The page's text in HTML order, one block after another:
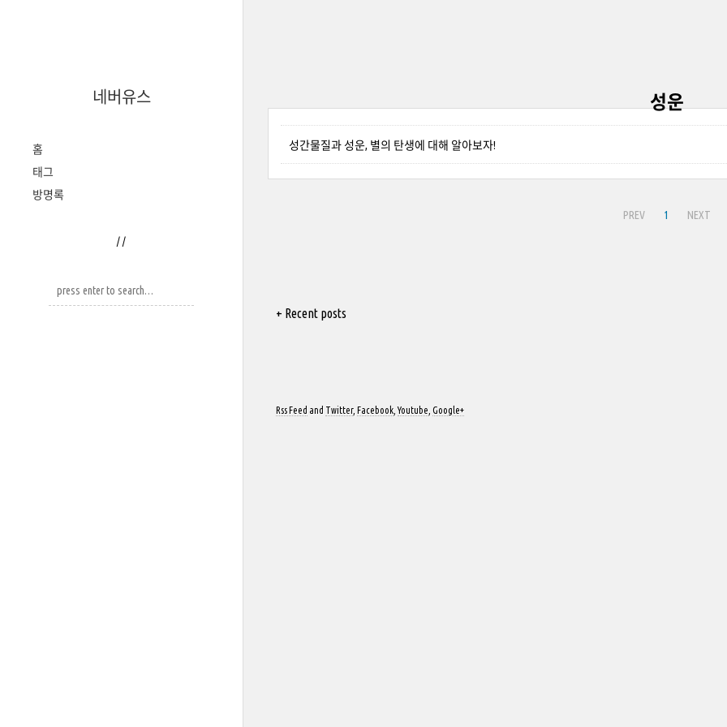
네버유스
홈
태그
방명록
/ /
성운
성간물질과 성운, 별의 탄생에 대해 알아보자!
PREV 1 NEXT
+ Recent posts
Rss Feed and Twitter, Facebook,Youtube Google+